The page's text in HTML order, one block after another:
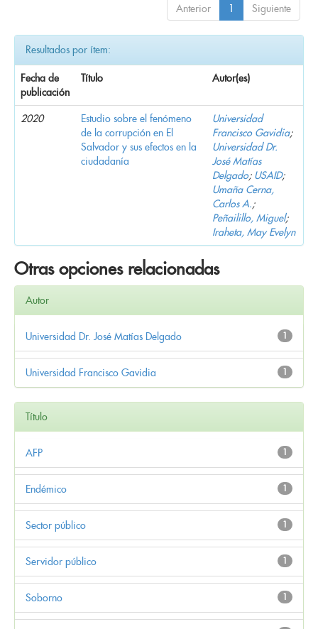
Anterior 1 Siguiente
Resultados por ítem:
Fecha de
publicación
Título Autor(es)
2020
Estudio sobre el fenómeno
de la corrupción en El
Salvador y sus efectos en la
ciudadanía
Universidad
Francisco Gavidia;
Universidad Dr.
José Matías
Delgado; USAID;
Umaña Cerna,
Carlos A.;
Peñailillo, Miguel;
Iraheta, May Evelyn
Otras opciones relacionadas
Autor
1
Universidad Dr. José Matías Delgado
1
Universidad Francisco Gavidia
Título
1
AFP
1
Endémico
1
Sector público
1
Servidor público
1
Soborno